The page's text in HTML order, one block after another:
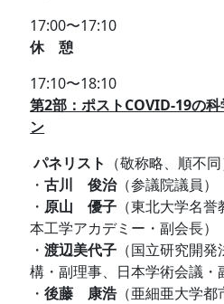
17:00〜17:10
休 憩
17:10〜18:10
第2部：ポストCOVID-19の
ン
パネリスト （敬称略、順不同
・古川 俊治（参議院議員）
・ 原山 優子 （東北大学名
本工学アカデミー・副会長）
・渡辺美代子 （国立研究開
構・副理事、 日本学術会議・
・後藤 康浩（亜細亜大学都